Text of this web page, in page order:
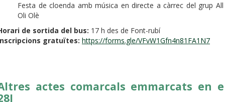
Festa de cloenda amb música en directe a càrrec del grup
Oli Olè
de sortida del bus: 17 h des de Font-rubí
gratuïtes: https://forms.gle/VFvW1Gfn4n81FA1N7
actes comarcals emmarcats en